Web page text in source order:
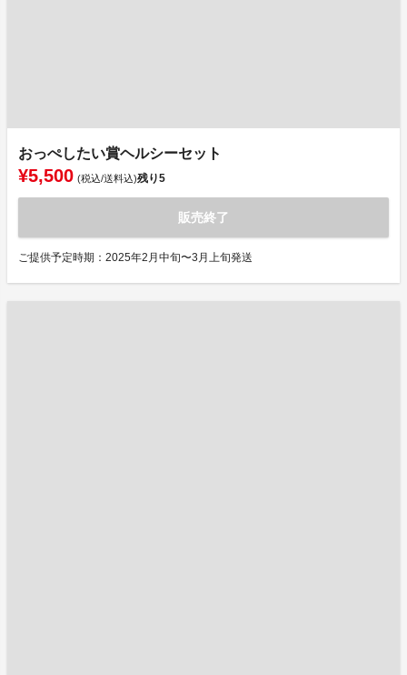
おっぺしたい賞ヘルシーセット
¥5,500 (税込/送料込)残り5
販売終了
ご提供予定時期：2025年2月中旬〜3月上旬発送